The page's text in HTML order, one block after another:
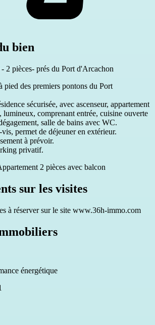
bien
2 pièces- prés du Port d'Arcachon
pied des premiers pontons du Port
sécurisée, avec ascenseur, appartement
lumineux, comprenant entrée, cuisine ouverte
salle de bains avec WC.
permet de déjeuner en extérieur.
à prévoir.
privatif.
2 pièces avec balcon
sur les visites
à réserver sur le site www.36h-immo.com
énergétique